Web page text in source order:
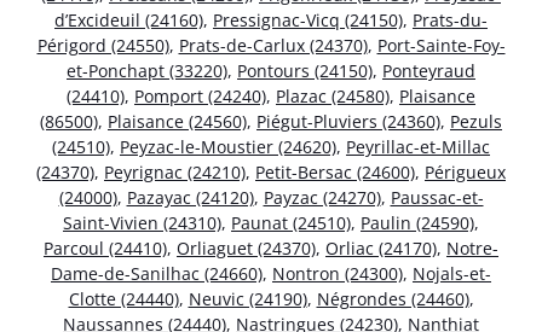
d’Excideuil (24160), Pressignac-Vicq (24150), Prats-du-
Périgord (24550), Prats-de-Carlux (24370), Port-Sainte-Foy-
et-Ponchapt (33220), Pontours (24150), Ponteyraud
(24410), Pomport (24240), Plazac (24580), Plaisance
(86500), Plaisance (24560), Piégut-Pluviers (24360), Pezuls
(24510), Peyzac-le-Moustier (24620), Peyrillac-et-Millac
(24370), Peyrignac (24210), Petit-Bersac (24600), Périgueux
(24000), Pazayac (24120), Payzac (24270), Paussac-et-
Saint-Vivien (24310), Paunat (24510), Paulin (24590),
Parcoul (24410), Orliaguet (24370), Orliac (24170), Notre-
Dame-de-Sanilhac (24660), Nontron (24300), Nojals-et-
Clotte (24440), Neuvic (24190), Négrondes (24460),
Naussannes (24440), Nastringues (24230), Nanthiat